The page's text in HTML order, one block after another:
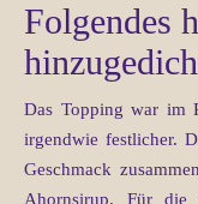
Folgendes
Das Topping war im
irgendwie festlicher.
Geschmack
Ahornsirup. Für die